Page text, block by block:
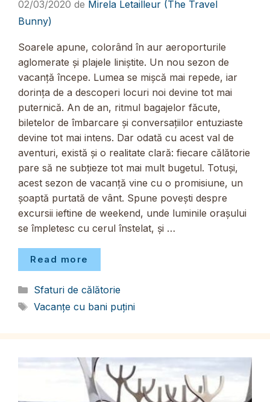
02/03/2020 de Mirela Letailleur (The Travel
Bunny)
Soarele apune, colorând în aur aeroporturile
aglomerate și plajele liniștite. Un nou sezon de
vacanță începe. Lumea se mișcă mai repede, iar
dorința de a descoperi locuri noi devine tot mai
puternică. An de an, ritmul bagajelor făcute,
biletelor de îmbarcare și conversațiilor entuziaste
devine tot mai intens. Dar odată cu acest val de
aventuri, există și o realitate clară: fiecare călătorie
pare să ne subțieze tot mai mult bugetul. Totuși,
acest sezon de vacanță vine cu o promisiune, un
șoaptă purtată de vânt. Spune povești despre
excursii ieftine de weekend, unde luminile orașului
se împletesc cu cerul înstelat, și …
Read more
Categorii
Sfaturi de călătorie
Etichete
Vacanțe cu bani puțini